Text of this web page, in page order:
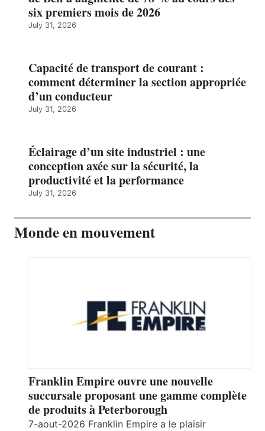
six premiers mois de 2026
July 31, 2026
Capacité de transport de courant :
comment déterminer la section appropriée
d’un conducteur
July 31, 2026
Éclairage d’un site industriel : une
conception axée sur la sécurité, la
productivité et la performance
July 31, 2026
Monde en mouvement
Franklin Empire ouvre une nouvelle
succursale proposant une gamme complète
de produits à Peterborough
7-aout-2026 Franklin Empire a le plaisir